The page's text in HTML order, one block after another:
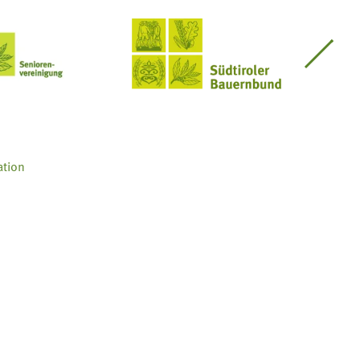
Seniorenvereinigung im SBB Südtiroler Bauernbund